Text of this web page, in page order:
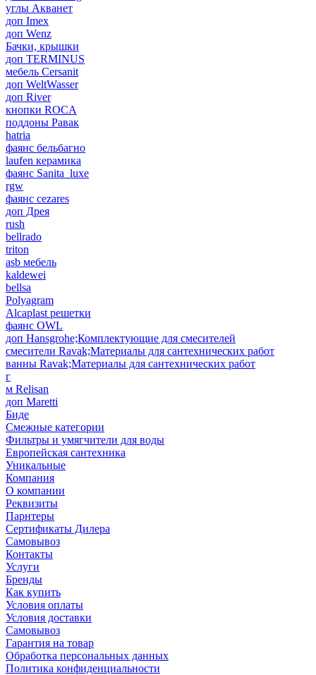
углы Акванет
доп Imex
доп Wenz
Бачки, крышки
доп TERMINUS
мебель Cersanit
доп WeltWasser
доп River
кнопки ROCA
поддоны Равак
hatria
фаянс бельбагно
laufen керамика
фаянс Sanita_luxe
rgw
фаянс cezares
доп Дрея
rush
bellrado
triton
asb мебель
kaldewei
bellsa
Polyagram
Alcaplast решетки
фаянс OWL
доп Hansgrohe;Комплектующие для смесителей
смесители Ravak;Материалы для сантехнических работ
ванны Ravak;Материалы для сантехнических работ
г
м Relisan
доп Maretti
Биде
Смежные категории
Фильтры и умягчители для воды
Европейская сантехника
Уникальные
Компания
О компании
Реквизиты
Парнтеры
Сертификаты Дилера
Самовывоз
Контакты
Услуги
Бренды
Как купить
Условия оплаты
Условия доставки
Самовывоз
Гарантия на товар
Обработка персональных данных
Политика конфиденциальности